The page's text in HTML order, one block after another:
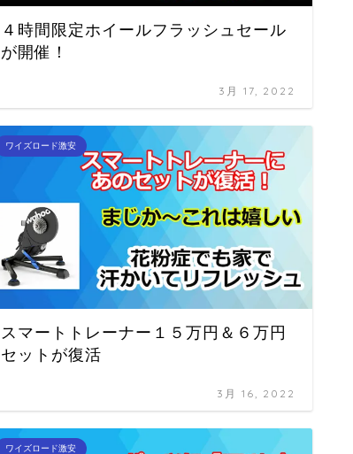
４時間限定ホイールフラッシュセール
が開催！
3月 17, 2022
ワイズロード激安
スマートトレーナー１５万円＆６万円
セットが復活
3月 16, 2022
ワイズロード激安